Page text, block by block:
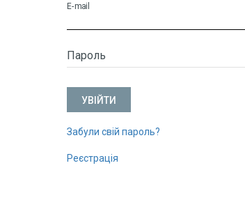
E-mail
Пароль
Забули свій пароль?
Реєстрація